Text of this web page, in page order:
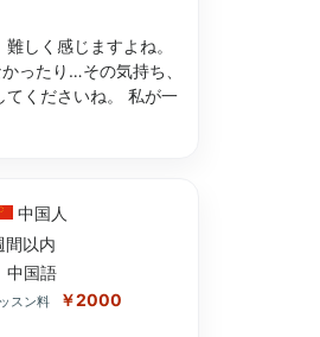
しく感じますよね。
ったり…その気持ち、
てくださいね。 私が一
中国 人
間以内
中国語
スン料 ￥2000